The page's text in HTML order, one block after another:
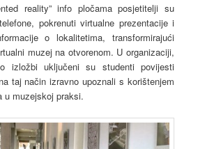
reality” info pločama posjetitelji su
pokrenuti virtualne prezentacije i
o lokalitetima, transformirajući
muzej na otvorenom. U organizaciji,
izložbi uključeni su studenti povijesti
taj način izravno upoznali s korištenjem
u muzejskoj praksi.